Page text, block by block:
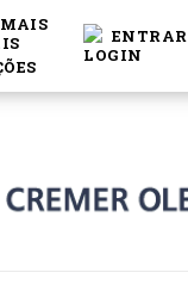
MAIS
ENTRAR